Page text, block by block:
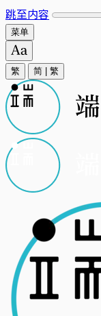
跳至内容
菜单
繁 简 繁